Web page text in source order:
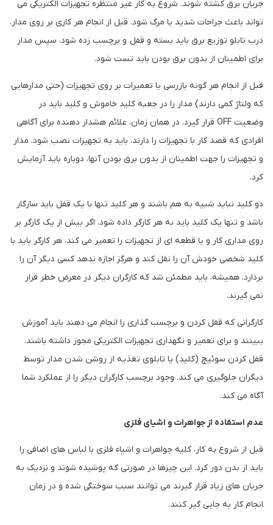
جریان برق کشته شوند. شروع به کار غیر منتظره تجهیزات الکتریکی می
تواند باعث جراحات شدید یا مرگ شود. قبل از انجام هر کاری بر روی مدار،
درب تابلو توزیع برق باید بسته و قفل و برچسب زده شود، سپس مدار
برای اطمینان از بدون برق بودن باید تست شود.
قبل از انجام هر گونه بازرسی یا تعمیرات بر روی تجهیزات (حتی مدارهایی
که ولتاژ کمی دارند) مدار را در جعبه کلید خاموش و کلید باید در
وضعیت OFF قرار گیرد. در همان زمان، علائم هشدار دهنده برای آگاهی
افرادی که قصد کار با تجهیزات را دارند، باید به تجهیزات نصب شود. مدار
و تجهیزات را جهت اطمینان از بدون برق بودن آنها، دوباره باید آزمایش
کرد.
دو کلید نباید شبیه به هم باشند و هر کلید تنها با یک قفل باید سازگار
باشد و تنها یک کلید باید به هر کارگر داده شود. اگر بیش از یک کارگر بر
روی مداری کار و یا قطعه ای از تجهیزات را تعمیر می کند، هر کارگر باید با
کلید شخصی خودش آن را نقل کند و هرگز اجازه ندهد کسی دیگر آن را
بردارد. همیشه، باید مطمئن شد که کارگران دیگر در معرض خطر قرار
نمی گیرند.
کارگرانی که قفل کردن و برچسب گذاری را انجام می دهند باید آموزش
ببینند و برای تعمیر و نگهداری تجهیزات الکتریکی مجوز داشته باشند.
قفل کردن سوئیچ (کلید) یا تابلوی تغذیه از روشن شدن مدار توسط
دیگران جلوگیری می کند. وجود برچسب کارگران دیگر را از عملکرد شما
آگاه می کند.
عدم استفاده از جواهرات و اشیای فلزی
قبل از شروع به کار، کلیه جواهرات و اشیاء فلزی با لباس های اضافی را
باید از بدن دور کرد. این چیزها در صورتی که پوشیده شوند و نزدیک به
جریان های زیاد قرار گیرند می توانند سبب سوختگی شده و در زمان
انجام کار به جایی گیر کنند.